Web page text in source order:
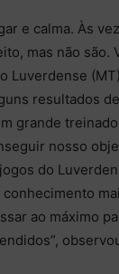
e calma. Às
mas não são.
Luverdense
resultados
grande
nosso
do
ao máximo